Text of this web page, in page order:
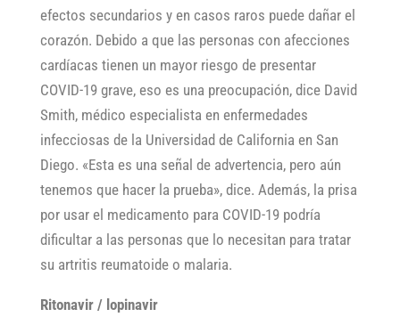
efectos secundarios y en casos raros puede dañar el
corazón. Debido a que las personas con afecciones
cardíacas tienen un mayor riesgo de presentar
COVID-19 grave, eso es una preocupación, dice David
Smith, médico especialista en enfermedades
infecciosas de la Universidad de California en San
Diego. «Esta es una señal de advertencia, pero aún
tenemos que hacer la prueba», dice. Además, la prisa
por usar el medicamento para COVID-19 podría
dificultar a las personas que lo necesitan para tratar
su artritis reumatoide o malaria.
Ritonavir / lopinavir